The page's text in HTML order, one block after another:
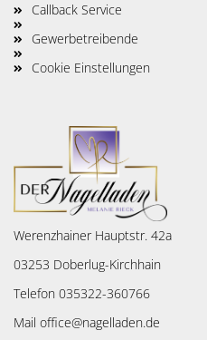
Callback Service
Gewerbetreibende
Cookie Einstellungen
Werenzhainer Hauptstr. 42a
03253 Doberlug-Kirchhain
Telefon 035322-360766
Mail office@nagelladen.de